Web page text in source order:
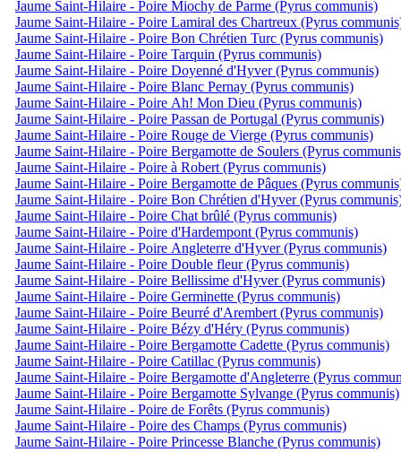
Jaume Saint-Hilaire - Poire Miochy de Parme (Pyrus communis)
Jaume Saint-Hilaire - Poire Lamiral des Chartreux (Pyrus
Jaume Saint-Hilaire - Poire Bon Chrétien Turc (Pyrus communis)
Jaume Saint-Hilaire - Poire Tarquin (Pyrus communis)
Jaume Saint-Hilaire - Poire Doyenné d'Hyver (Pyrus communis)
Jaume Saint-Hilaire - Poire Blanc Pernay (Pyrus communis)
Jaume Saint-Hilaire - Poire Ah! Mon Dieu (Pyrus communis)
Jaume Saint-Hilaire - Poire Passan de Portugal (Pyrus communis)
Jaume Saint-Hilaire - Poire Rouge de Vierge (Pyrus communis)
Jaume Saint-Hilaire - Poire Bergamotte de Soulers (Pyrus
Jaume Saint-Hilaire - Poire à Robert (Pyrus communis)
Jaume Saint-Hilaire - Poire Bergamotte de Pâques (Pyrus
Jaume Saint-Hilaire - Poire Bon Chrétien d'Hyver (Pyrus
Jaume Saint-Hilaire - Poire Chat brûlé (Pyrus communis)
Jaume Saint-Hilaire - Poire d'Hardempont (Pyrus communis)
Jaume Saint-Hilaire - Poire Angleterre d'Hyver (Pyrus communis)
Jaume Saint-Hilaire - Poire Double fleur (Pyrus communis)
Jaume Saint-Hilaire - Poire Bellissime d'Hyver (Pyrus communis)
Jaume Saint-Hilaire - Poire Germinette (Pyrus communis)
Jaume Saint-Hilaire - Poire Beurré d'Arembert (Pyrus communis)
Jaume Saint-Hilaire - Poire Bézy d'Héry (Pyrus communis)
Jaume Saint-Hilaire - Poire Bergamotte Cadette (Pyrus communis)
Jaume Saint-Hilaire - Poire Catillac (Pyrus communis)
Jaume Saint-Hilaire - Poire Bergamotte d'Angleterre (Pyrus
Jaume Saint-Hilaire - Poire Bergamotte Sylvange (Pyrus communis)
Jaume Saint-Hilaire - Poire de Forêts (Pyrus communis)
Jaume Saint-Hilaire - Poire des Champs (Pyrus communis)
Jaume Saint-Hilaire - Poire Princesse Blanche (Pyrus communis)